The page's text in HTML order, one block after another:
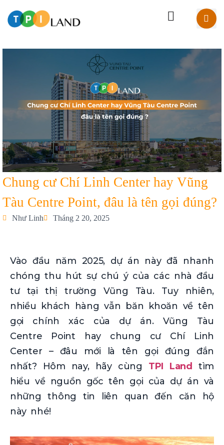
Chung cư Chí Linh Center hay Vũng
Tàu Centre Point, đâu là tên gọi đúng?
Như Linh Tháng 2 20, 2025
Vào đầu năm 2025, dự án này đã nhanh
chóng thu hút sự chú ý của các nhà đầu
tư tại thị trường Vũng Tàu. Tuy nhiên,
nhiều khách hàng vẫn băn khoăn về tên
gọi chính xác của dự án. Vũng Tàu
Centre Point hay chung cư Chí Linh
Center – đâu mới là tên gọi đúng đắn
nhất? Hôm nay, hãy cùng
TPI Land
tìm
hiểu về nguồn gốc tên gọi của dự án và
những thông tin liên quan đến căn hộ
này nhé!